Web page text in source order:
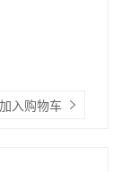
加入购物车